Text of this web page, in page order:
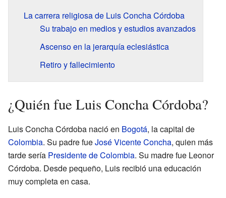
La carrera religiosa de Luis Concha Córdoba
Su trabajo en medios y estudios avanzados
Ascenso en la jerarquía eclesiástica
Retiro y fallecimiento
¿Quién fue Luis Concha Córdoba?
Luis Concha Córdoba nació en Bogotá, la capital de
Colombia. Su padre fueJosé Vicente Concha, quien más
tarde sería Presidente de Colombia. Su madre fue Leonor
Córdoba. Desde pequeño, Luis recibió una educación
muy completa en casa.